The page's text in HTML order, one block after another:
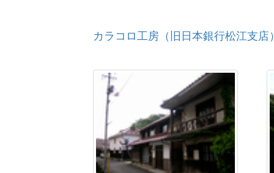
カラコロ工房（旧日本銀行松江支店